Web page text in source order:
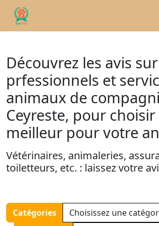
Découvrez les avis
prfessionnels et
animaux de
Ceyreste, pour choisir
meilleur pour votre
Vétérinaires, animaleries,
toiletteurs, etc. : laissez votre
Catégories